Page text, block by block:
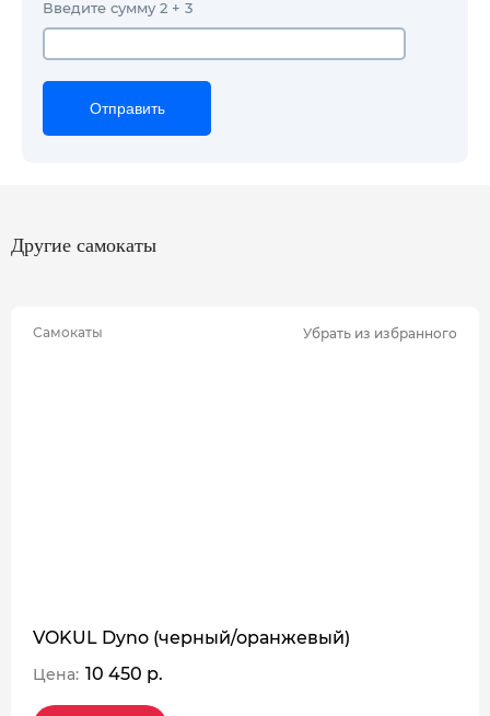
Введите сумму 2 + 3
Отправить
Отправить
Отправить
Другие самокаты
Самокаты Убрать из избранного
VOKUL Dyno (черный/оранжевый)
Цена: 10 450 р.